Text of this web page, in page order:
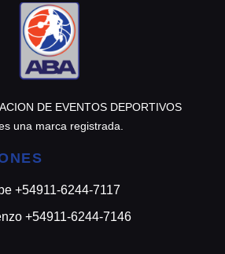
DE EVENTOS DEPORTIVOS
una marca registrada.
+54911-6244-7117
+54911-6244-7146